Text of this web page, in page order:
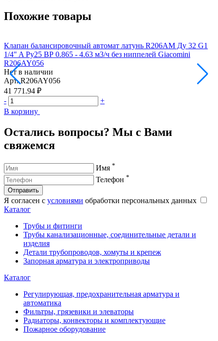
Похожие товары
Клапан балансировочный автомат латунь R206AM Ду 32 G1
1/4" A Ру25 ВР 0.865 - 4.63 м3/ч без ниппелей Giacomini
R206AY056
Нет в наличии
Арт. R206AY056
41 771.94 ₽
-
+
В корзину
Остались вопросы? Мы с Вами
свяжемся
Имя *
Телефон *
Отправить
Я согласен с условиями обработки персональных данных
Каталог
Трубы и фитинги
Трубы канализационные, соединительные детали и
изделия
Детали трубопроводов, хомуты и крепеж
Запорная арматура и электроприводы
Каталог
Регулирующая, предохранительная арматура и
автоматика
Фильтры, грязевики и элеваторы
Радиаторы, конвекторы и комплектующие
Пожарное оборудование